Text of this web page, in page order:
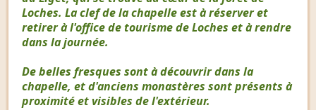
Loches. La clef de la chapelle est à réserver et
retirer à l'office de tourisme de Loches et à rendre
dans la journée.
De belles fresques sont à découvrir dans la
chapelle, et d'anciens monastères sont présents à
proximité et visibles de l'extérieur.